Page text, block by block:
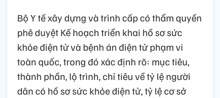
Bộ Y tế xây dựng và trình cấp có thẩm quyền
phê duyệt Kế hoạch triển khai hồ sơ sức
khỏe điện tử và bệnh án điện tử phạm vi
toàn quốc, trong đó xác định rõ: mục tiêu,
thành phần, lộ trình, chỉ tiêu về tỷ lệ người
dân có hồ sơ sức khỏe điện tử, tỷ lệ cơ sở